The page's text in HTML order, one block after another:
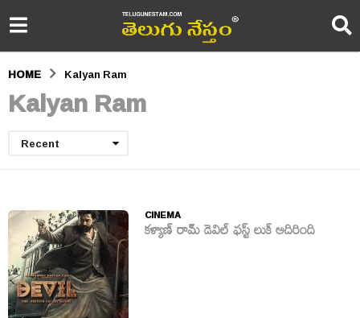
HOME Kalyan Ram
Kalyan Ram
Recent
CINEMA
కళ్యాణ్ రామ్ డెవిల్ ఫస్ట్ లుక్ అదిరింది